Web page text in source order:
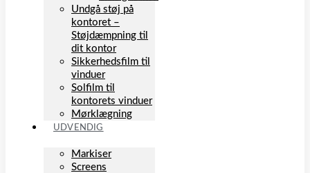
Undgå støj på
kontoret –
Støjdæmpning til
dit kontor
Sikkerhedsfilm til
vinduer
Solfilm til
kontorets vinduer
Mørklægning
UDVENDIG
Markiser
Screens